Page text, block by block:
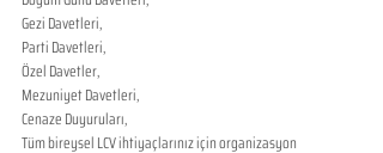
Gezi Davetleri,
Parti Davetleri,
Özel Davetler,
Mezuniyet Davetleri,
Cenaze Duyuruları,
Tüm bireysel LCV ihtiyaçlarınız için organizasyon